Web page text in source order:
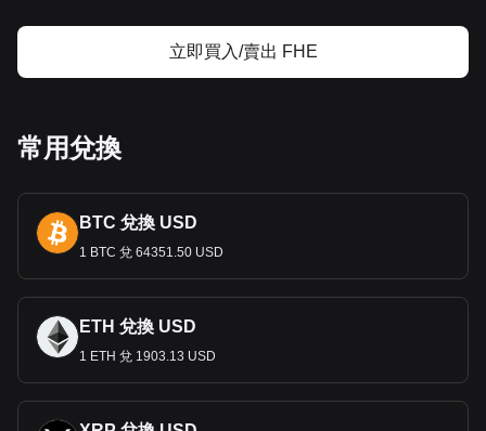
塞爾維亞第納爾的設計融入了塞爾維亞豐富的文化和歷史遺產
民族認同感和自豪感。
經濟作用
濟已逐漸從國營模式轉向市場驅動模式。該貨幣支持能源、農
業和製造業等關鍵部門，並在促進對塞爾維亞發展至關重要的
貨幣政策與通貨膨脹
第納爾由塞爾維亞國家銀行管理，度
時期。央行的貨幣政策旨在穩定貨幣、控制通膨並支持永續經
濟成長，這對於維持公眾和投資者信心至關重要。
國際貿易與塞爾維亞第納爾
立即買入/賣出 FHE
常用兌換
BTC 兌換 USD
1 BTC 兌 64351.50 USD
ETH 兌換 USD
1 ETH 兌 1903.13 USD